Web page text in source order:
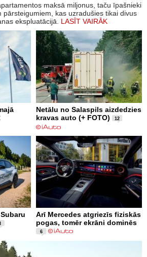
maksā miljonus, taču īpašnieki
pārsteigumiem, kas uzradušies tikai divus
ekspluatācijā. LASĪT VAIRĀK
Netālu no Salaspils aizdedzies
kravas auto (+ FOTO)
12
Arī Mercedes atgriezīs fiziskās
pogas, tomēr ekrāni dominēs
6